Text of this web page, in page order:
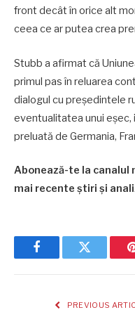
front decât în orice alt
ceea ce ar putea crea
Stubb a afirmat că
primul pas în reluarea
dialogul cu președintele
eventualitatea unui
preluată de Germania,
Abonează-te la canalul
mai recente știri și
FacebookTwitter
PREVIOUS